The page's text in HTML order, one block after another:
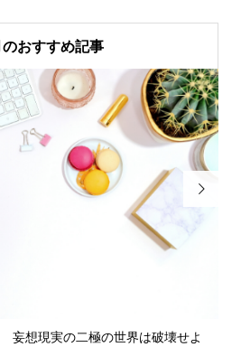
おすすめ記事
現実の二極の世界は破壊せよ 繊細さ
